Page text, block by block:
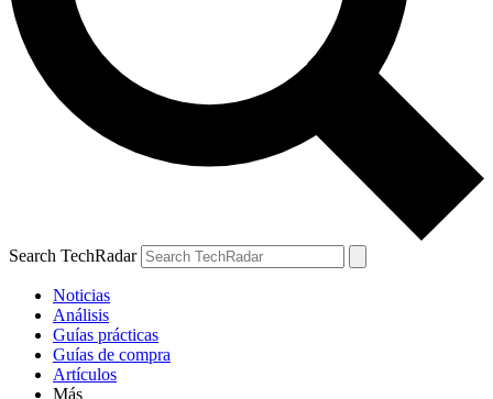
Search TechRadar
Noticias
Análisis
Guías prácticas
Guías de compra
Artículos
Más